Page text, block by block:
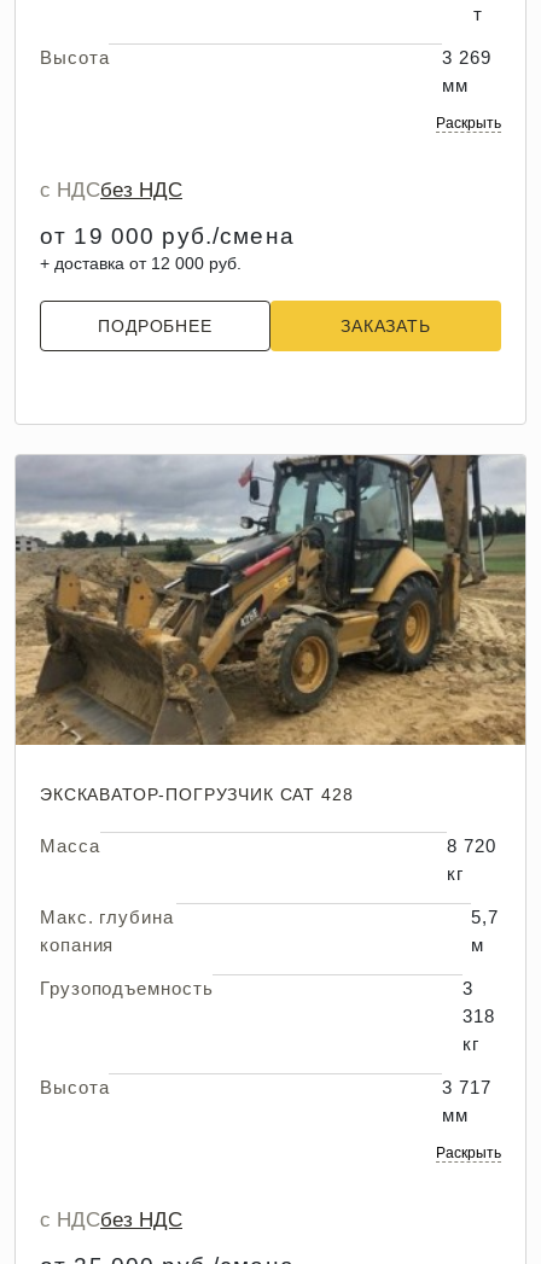
т
Высота
3 269
мм
Раскрыть
с НДСбез НДС
от 19 000 руб./смена
+ доставка от 12 000 руб.
ПОДРОБНЕЕ ЗАКАЗАТЬ
ЭКСКАВАТОР-ПОГРУЗЧИК CAT 428
Масса
8 720
кг
Макс. глубина
копания
5,7
м
Грузоподъемность
3
318
кг
Высота
3 717
мм
Раскрыть
с НДСбез НДС